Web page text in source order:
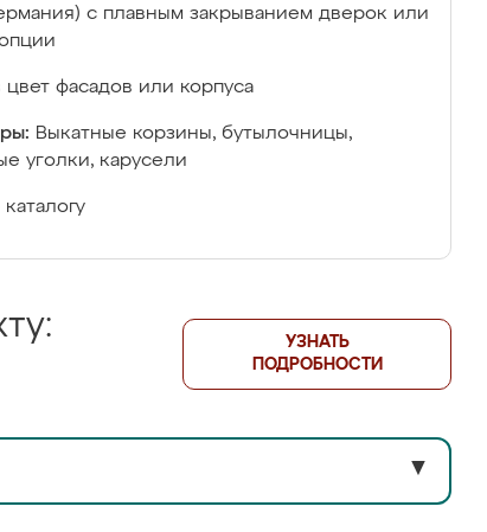
с плавным закрыванием дверок или
цвет фасадов или корпуса
Выкатные корзины, бутылочницы,
уголки, карусели
каталогу
УЗНАТЬ
ПОДРОБНОСТИ
▼